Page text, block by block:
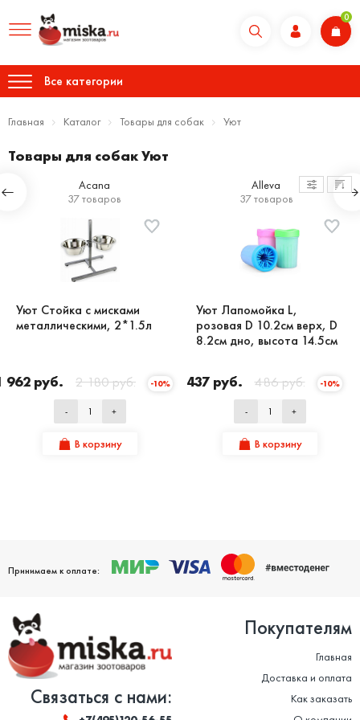
0
Все категории
Главная Каталог Товары для собак Уют
Товары для собак Уют
Acana
37 товаров
Alleva
37 товаров
Уют Стойка с мисками
металлическими, 2*1.5л
962 руб. 2 180 руб. -10%
- +
В корзину
Уют Лапомойка L,
розовая D 10.2см верх, D
8.2см дно, высота 14.5см
437 руб. 486 руб. -10%
- +
В корзину
Принимаем к оплате:
Связаться с нами:
Покупателям
Главная
Доставка и оплата
Как заказать